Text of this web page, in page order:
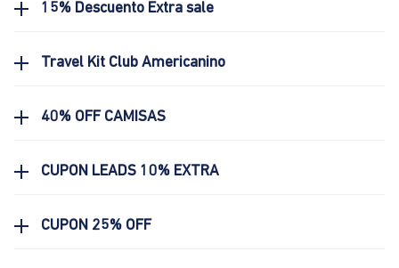
15% Descuento Extra sale
Travel Kit Club Americanino
40% OFF CAMISAS
CUPON LEADS 10% EXTRA
CUPON 25% OFF